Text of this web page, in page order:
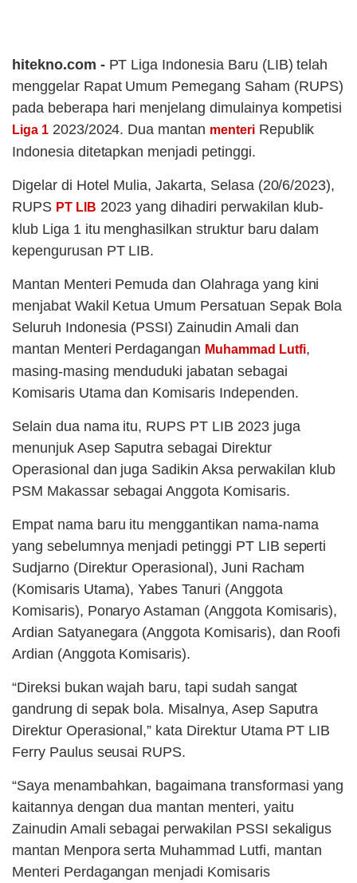
hitekno.com - PT Liga Indonesia Baru (LIB) telah
menggelar Rapat Umum Pemegang Saham (RUPS)
pada beberapa hari menjelang dimulainya kompetisi
Liga 12023/2024. Dua mantan menteriRepublik
Indonesia ditetapkan menjadi petinggi.
Digelar di Hotel Mulia, Jakarta, Selasa (20/6/2023),
RUPS PT LIB 2023 yang dihadiri perwakilan klub-
klub Liga 1 itu menghasilkan struktur baru dalam
kepengurusan PT LIB.
Mantan Menteri Pemuda dan Olahraga yang kini
menjabat Wakil Ketua Umum Persatuan Sepak Bola
Seluruh Indonesia (PSSI) Zainudin Amali dan
mantan Menteri Perdagangan Muhammad Lutfi,
masing-masing menduduki jabatan sebagai
Komisaris Utama dan Komisaris Independen.
Selain dua nama itu, RUPS PT LIB 2023 juga
menunjuk Asep Saputra sebagai Direktur
Operasional dan juga Sadikin Aksa perwakilan klub
PSM Makassar sebagai Anggota Komisaris.
Empat nama baru itu menggantikan nama-nama
yang sebelumnya menjadi petinggi PT LIB seperti
Sudjarno (Direktur Operasional), Juni Racham
(Komisaris Utama), Yabes Tanuri (Anggota
Komisaris), Ponaryo Astaman (Anggota Komisaris),
Ardian Satyanegara (Anggota Komisaris), dan Roofi
Ardian (Anggota Komisaris).
“Direksi bukan wajah baru, tapi sudah sangat
gandrung di sepak bola. Misalnya, Asep Saputra
Direktur Operasional,” kata Direktur Utama PT LIB
Ferry Paulus seusai RUPS.
“Saya menambahkan, bagaimana transformasi yang
kaitannya dengan dua mantan menteri, yaitu
Zainudin Amali sebagai perwakilan PSSI sekaligus
mantan Menpora serta Muhammad Lutfi, mantan
Menteri Perdagangan menjadi Komisaris